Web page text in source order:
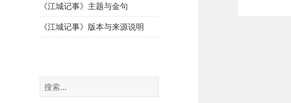
《江城记事》主题与金句
《江城记事》版本与来源说明
搜
索：